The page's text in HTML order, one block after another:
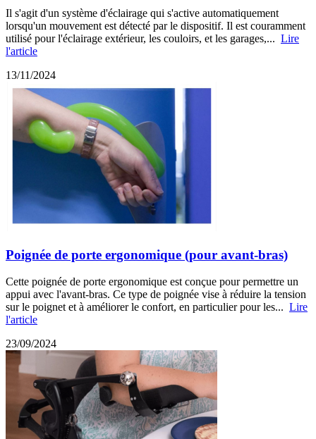
Il s'agit d'un système d'éclairage qui s'active automatiquement
lorsqu'un mouvement est détecté par le dispositif. Il est couramment
utilisé pour l'éclairage extérieur, les couloirs, et les garages,... Lire
l'article
13/11/2024
Poignée de porte ergonomique (pour avant-bras)
Cette poignée de porte ergonomique est conçue pour permettre un
appui avec l'avant-bras. Ce type de poignée vise à réduire la tension
sur le poignet et à améliorer le confort, en particulier pour les... Lire
l'article
23/09/2024